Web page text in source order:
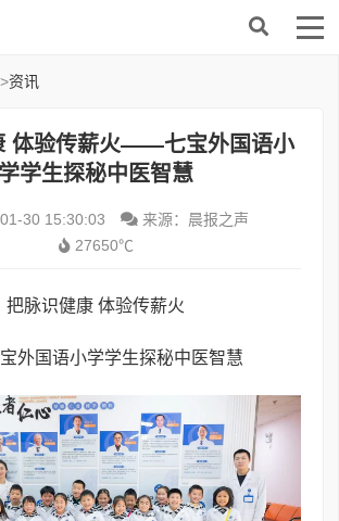
>资讯
体验传薪火——七宝外国语小
学学生探秘中医智慧
30 15:30:03
来源：晨报之声
27650℃
把脉识健康 体验传薪火
外国语小学学生探秘中医智慧